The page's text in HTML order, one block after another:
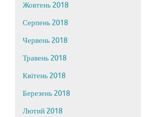
Жовтень 2018
Серпень 2018
Червень 2018
Травень 2018
Квітень 2018
Березень 2018
Лютий 2018